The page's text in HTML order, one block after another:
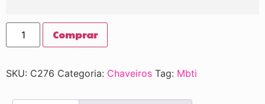
Comprar
SKU: C276 Categoria: Chaveiros Tag: Mbti